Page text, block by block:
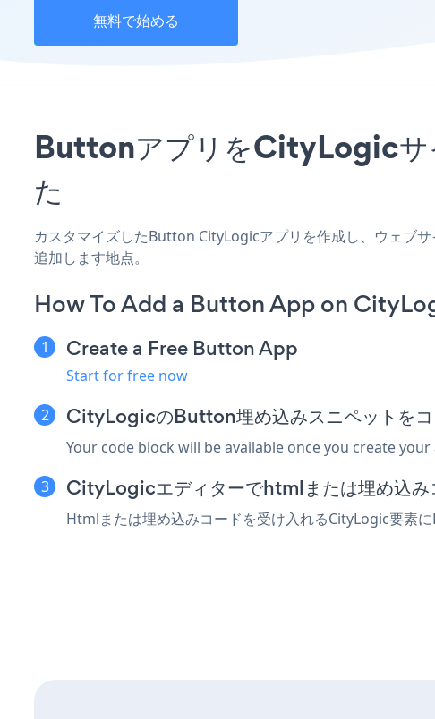
無料で始める
ButtonアプリをCityLogicサ
た
カスタマイズしたButton CityLogicアプリを作成し、ウェブ
追加します地点。
How To Add a Button App on
Create a Free Button App
Start for free now
CityLogicのButton埋め込みスニペットをコ
Your code block will be available once you create your
CityLogicエディターでhtmlまたは埋め込み
Htmlまたは埋め込みコードを受け入れるCityLogic要素